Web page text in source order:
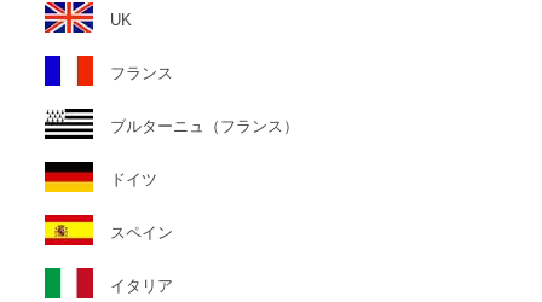
UK
フランス
ブルターニュ（フランス）
ドイツ
スペイン
イタリア